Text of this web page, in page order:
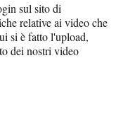
sul sito di
relative ai video che
si è fatto l'upload,
dei nostri video